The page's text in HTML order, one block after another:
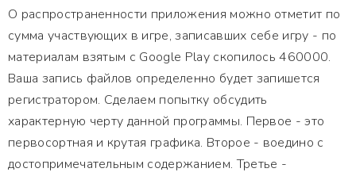
О распространенности приложения можно отметит по
сумма участвующих в игре, записавших себе игру - по
материалам взятым с Google Play скопилось 460000.
Ваша запись файлов определенно будет запишется
регистратором. Сделаем попытку обсудить
характерную черту данной программы. Первое - это
первосортная и крутая графика. Второе - воедино с
достопримечательным содержанием. Третье -